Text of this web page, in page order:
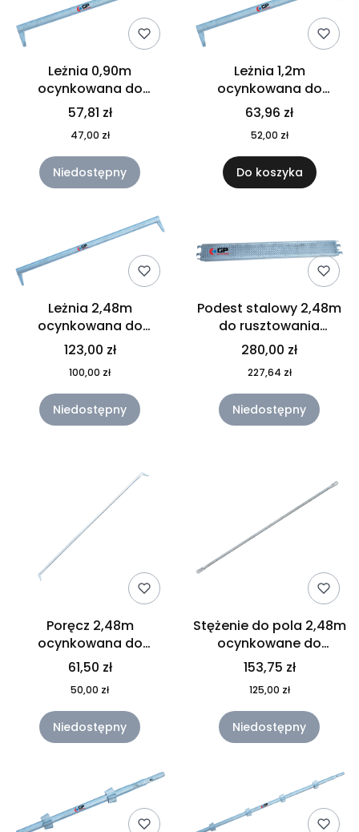
Leżnia 0,90m
ocynkowana do
rusztowania GPK90
57,81 zł
47,00 zł
Niedostępny
Leżnia 1,2m
ocynkowana do
rusztowania GPK120
63,96 zł
52,00 zł
Do koszyka
Leżnia 2,48m
ocynkowana do
rusztowania GPK90
123,00 zł
100,00 zł
Niedostępny
Podest stalowy 2,48m
do rusztowania
GPK70/100
280,00 zł
227,64 zł
Niedostępny
Poręcz 2,48m
ocynkowana do
rusztowania GPK90
61,50 zł
50,00 zł
Niedostępny
Stężenie do pola 2,48m
ocynkowane do
rusztowania GPK90/70
153,75 zł
125,00 zł
Niedostępny